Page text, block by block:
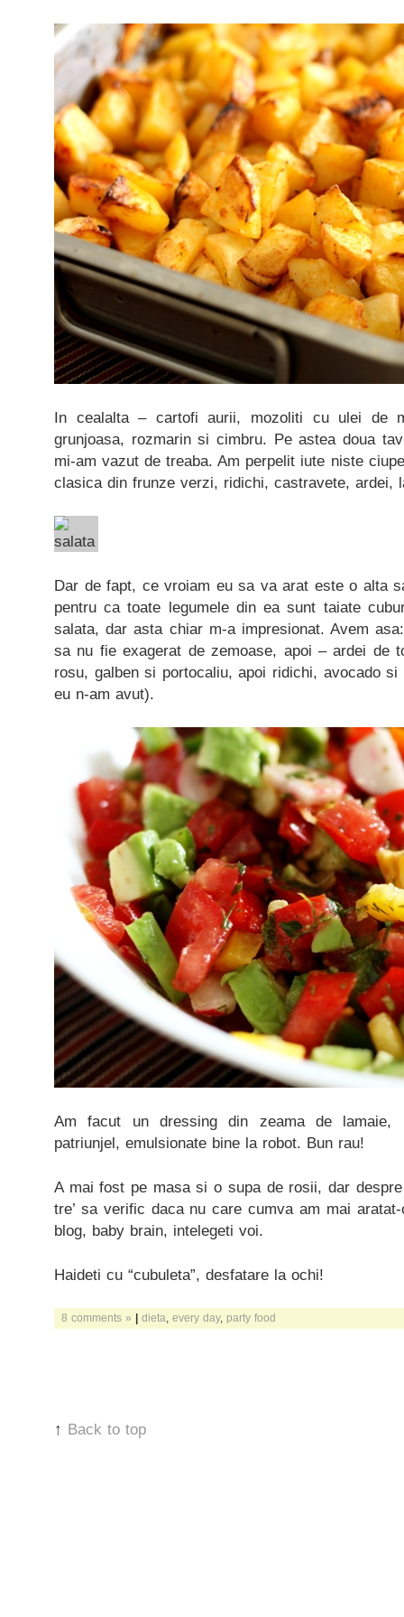
In cealalta – cartofi aurii, mozoliti cu ulei de
grunjoasa, rozmarin si cimbru. Pe astea doua
mi-am vazut de treaba. Am perpelit iute niste
clasica din frunze verzi, ridichi, castravete, ardei,
Dar de fapt, ce vroiam eu sa va arat este o alta
pentru ca toate legumele din ea sunt taiate
salata, dar asta chiar m-a impresionat. Avem
sa nu fie exagerat de zemoase, apoi – ardei de
rosu, galben si portocaliu, apoi ridichi, avocado
eu n-am avut).
Am facut un dressing din zeama de
patriunjel, emulsionate bine la robot. Bun rau!
A mai fost pe masa si o supa de rosii, dar
tre’ sa verific daca nu care cumva am mai
blog, baby brain, intelegeti voi.
Haideti cu “cubuleta”, desfatare la ochi!
8 comments » | dieta every day, party food
↑ Back to top